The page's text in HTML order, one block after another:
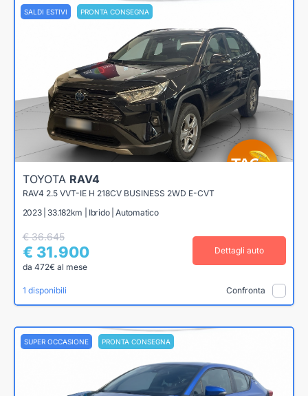
SALDI ESTIVI PRONTA CONSEGNA
TOYOTA RAV4
RAV4 2.5 VVT-IE H 218CV BUSINESS 2WD E-CVT
2023 | 33.182km | Ibrido | Automatico
€ 36.645
€ 31.900
da 472€ al mese
Dettagli auto
1 disponibili Confronta
SUPER OCCASIONE PRONTA CONSEGNA